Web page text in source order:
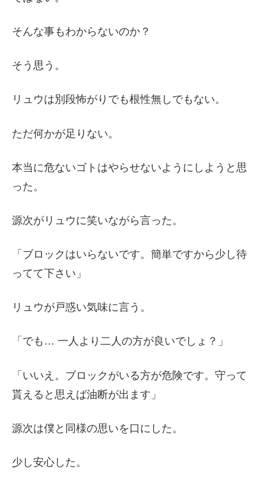
そんな事もわからないのか？
そう思う。
リュウは別段怖がりでも根性無しでもない。
ただ何かが足りない。
本当に危ないゴトはやらせないようにしようと思
った。
源次がリュウに笑いながら言った。
「ブロックはいらないです。簡単ですから少し待
ってて下さい」
リュウが戸惑い気味に言う。
「でも… 一人より二人の方が良いでしょ？」
「いいえ。ブロックがいる方が危険です。守って
貰えると思えば油断が出ます」
源次は僕と同様の思いを口にした。
少し安心した。